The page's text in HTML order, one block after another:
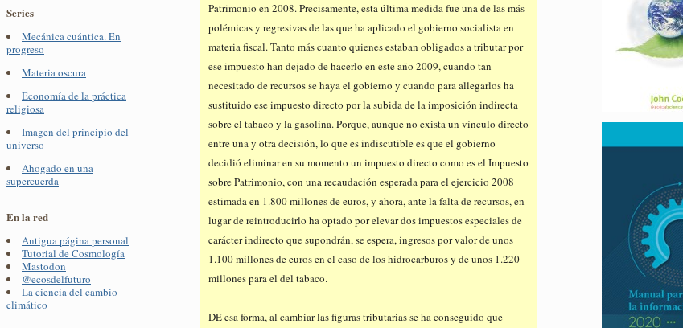
Series
Mecánica cuántica. En
progreso
Materia oscura
Economía de la práctica
religiosa
Imagen del principio del
universo
Ahogado en una
supercuerda
En la red
Antigua página personal
Tutorial de Cosmología
Mastodon
@ecosdelfuturo
La ciencia del cambio
climático
Patrimonio en 2008. Precisamente, esta última medida fue una de las más
polémicas y regresivas de las que ha aplicado el gobierno socialista en
materia fiscal. Tanto más cuanto quienes estaban obligados a tributar por
ese impuesto han dejado de hacerlo en este año 2009, cuando tan
necesitado de recursos se haya el gobierno y cuando para allegarlos ha
sustituido ese impuesto directo por la subida de la imposición indirecta
sobre el tabaco y la gasolina. Porque, aunque no exista un vínculo directo
entre una y otra decisión, lo que es indiscutible es que el gobierno
decidió eliminar en su momento un impuesto directo como es el Impuesto
sobre Patrimonio, con una recaudación esperada para el ejercicio 2008
estimada en 1.800 millones de euros, y ahora, ante la falta de recursos, en
lugar de reintroducirlo ha optado por elevar dos impuestos especiales de
carácter indirecto que supondrán, se espera, ingresos por valor de unos
1.100 millones de euros en el caso de los hidrocarburos y de unos 1.220
millones para el del tabaco.
DE esa forma, al cambiar las figuras tributarias se ha conseguido que